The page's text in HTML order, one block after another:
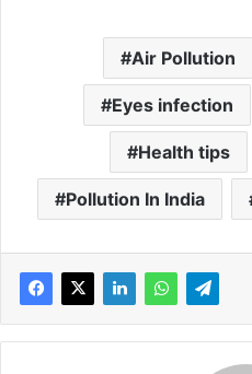
Air Pollution
Eyes infection
Health tips
Pollution In India